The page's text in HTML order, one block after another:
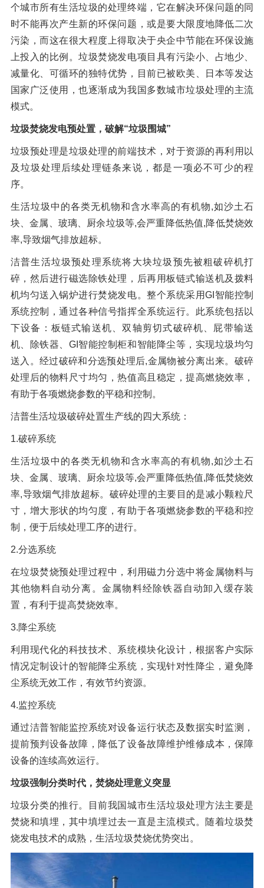
个城市所有生活垃圾的处理终端，它在解决环保问题的同
时不能再次产生新的环保问题，或是要大限度地降低二次
污染，而这在很大程度上得取决于央企中节能在环保设施
上投入的比例。垃圾焚烧发电项目具有污染小、占地少、
减量化、可循环的独特优势，目前已被欧美、日本等发达
国家广泛使用，也逐渐成为我国多数城市垃圾处理的主流
模式。
垃圾焚烧发电预处置，破解“垃圾围城”
垃圾预处理是垃圾处理的前端技术，对于资源的再利用以
及垃圾处理后续处理链条来说，都是一项必不可少的程
序。
生活垃圾中的各类无机物和含水率高的有机物,如沙土石
块、金属、玻璃、厨余垃圾等,会严重降低热值,降低焚烧效
率,导致烟气排放超标。
洁普生活垃圾预处理系统将大块垃圾预先被粗破碎机打
碎，然后进行磁选除铁处理，后再用板链式输送机及拨料
机均匀送入锅炉进行焚烧发电。整个系统采用GI智能控制
系统控制，通过各种信号指挥全系统运行。此系统包括以
下设备：板链式输送机、双轴剪切式破碎机、屁带输送
机、除铁器、GI智能控制柜和智能降尘等，实现垃圾均匀
送入。经过破碎和分选预处理后,金属物被分离出来。破碎
处理后的物料尺寸均匀，热值高且稳定，提高燃烧效率，
有助于各项燃烧参数的平稳和控制。
洁普生活垃圾破碎处置生产线的四大系统：
1.破碎系统
生活垃圾中的各类无机物和含水率高的有机物,如沙土石
块、金属、玻璃、厨余垃圾等,会严重降低热值,降低焚烧效
率,导致烟气排放超标。破碎处理的主要目的是减小颗粒尺
寸，增大形状的均匀度，有助于各项燃烧参数的平稳和控
制，便于后续处理工序的进行。
2.分选系统
在垃圾焚烧预处理过程中，利用磁力分选中将金属物料与
其他物料自动分离。金属物料经除铁器自动卸入缓存装
置，有利于提高焚烧效率。
3.降尘系统
利用现代化的科技技术、系统模块化设计，根据客户实际
情况定制设计的智能降尘系统，实现针对性降尘，避免降
尘系统无效工作，有效节约资源。
4.监控系统
通过洁普智能监控系统对设备运行状态及数据实时监测，
提前预判设备故障，降低了设备故障维护维修成本，保障
设备的连续高效运行。
垃圾强制分类时代，焚烧处理意义突显
垃圾分类的推行。目前我国城市生活垃圾处理方法主要是
焚烧和填埋，其中填埋过去一直是主流模式。随着垃圾焚
烧发电技术的成熟，生活垃圾焚烧优势突出。